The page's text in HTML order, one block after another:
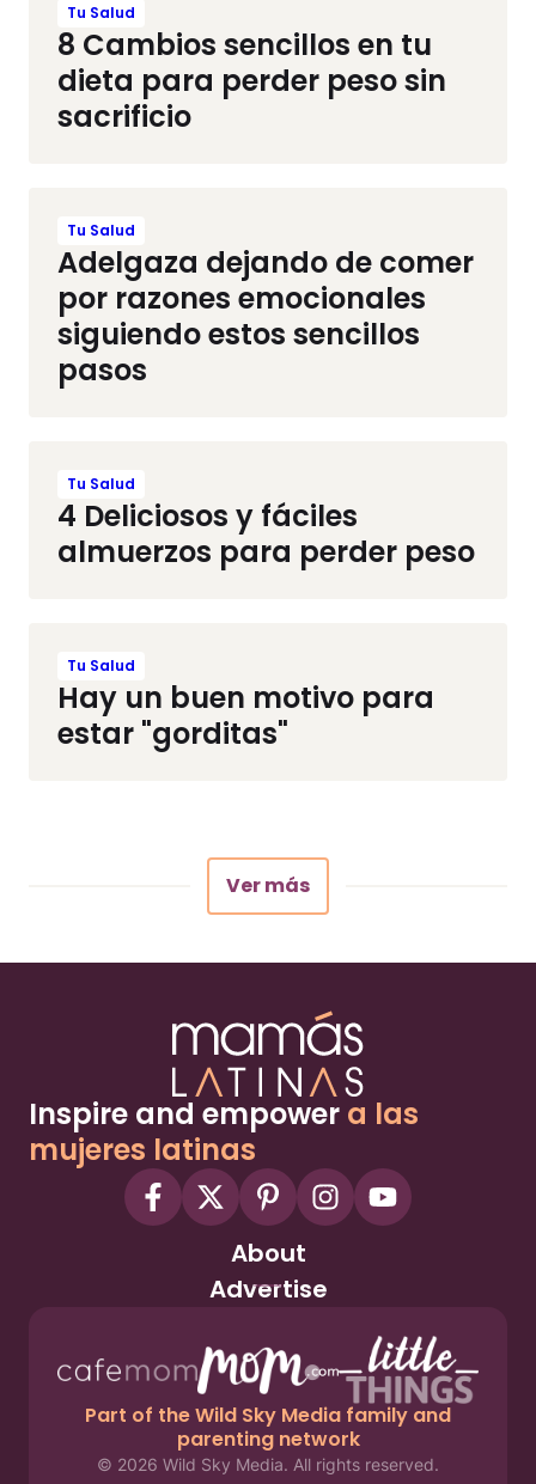
Tu Salud
8 Cambios sencillos en tu
dieta para perder peso sin
sacrificio
Tu Salud
Adelgaza dejando de comer
por razones emocionales
siguiendo estos sencillos
pasos
Tu Salud
4 Deliciosos y fáciles
almuerzos para perder peso
Tu Salud
Hay un buen motivo para
estar "gorditas"
Ver más
Inspire and empower a las
mujeres latinas
About
Advertise
Part of the Wild Sky Media family and
parenting network
© 2026 Wild Sky Media. All rights reserved.